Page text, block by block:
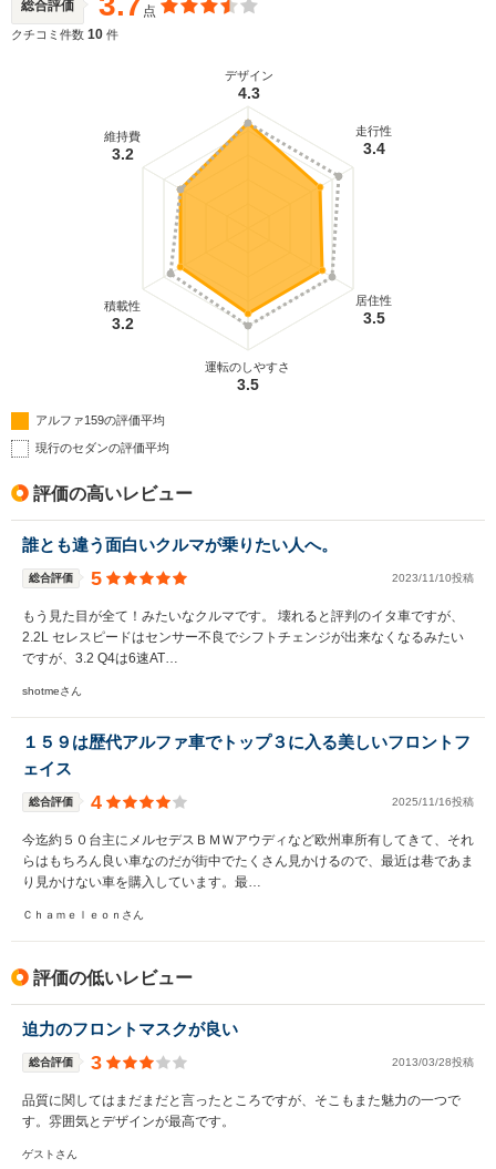
総合評価 点
クチコミ件数 10 件
デザイン
4.3
走行性
3.4
居住性
3.5
運転のしやすさ
3.5
積載性
3.2
維持費
3.2
アルファ159の評価平均
現行のセダンの評価平均
評価の高いレビュー
誰とも違う面白いクルマが乗りたい人へ。
総合評価 5 2023/11/10投稿
もう見た目が全て！みたいなクルマです。 壊れると評判のイタ車ですが、
2.2L セレスピードはセンサー不良でシフトチェンジが出来なくなるみたい
ですが、3.2 Q4は6速AT…
shotmeさん
１５９は歴代アルファ車でトップ３に入る美しいフロントフ
ェイス
総合評価 4 2025/11/16投稿
今迄約５０台主にメルセデスＢＭＷアウディなど欧州車所有してきて、それ
らはもちろん良い車なのだが街中でたくさん見かけるので、最近は巷であま
り見かけない車を購入しています。最…
Ｃｈａｍｅｌｅｏｎさん
評価の低いレビュー
迫力のフロントマスクが良い
総合評価 3 2013/03/28投稿
品質に関してはまだまだと言ったところですが、そこもまた魅力の一つで
す。雰囲気とデザインが最高です。
ゲストさん